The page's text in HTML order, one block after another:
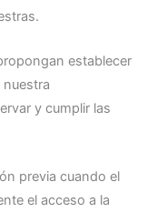
establecer
nuestra
y cumplir las
previa cuando el
el acceso a la